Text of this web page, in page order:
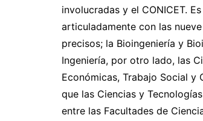
involucradas y el CONICET.
articuladamente con las
precisos; la Bioingeniería y
Ingeniería, por otro lado, las
Económicas, Trabajo Social y
que las Ciencias y
entre las Facultades de